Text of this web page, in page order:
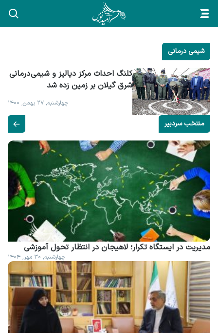
شیمی درمانی
شرق گیلان بر زمین زده شد
چهارشنبه, ۲۷ بهمن, ۱۴۰۰
منتخب سردبیر
مدیریت در ایستگاه تکرار؛ لاهیجان در انتظار تحول آموزشی
چهارشنبه, ۳۰ مهر, ۱۴۰۴